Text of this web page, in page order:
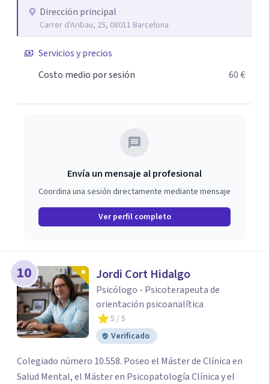
Hipnosis Clínica.
Dirección principal
Carrer d'Aribau, 25, 08011 Barcelona
Servicios y precios
Costo medio por sesión
60 €
Envía un mensaje al profesional
Coordina una sesión directamente mediante mensaje
Ver perfil completo
10 Jordi Cort Hidalgo
Psicólogo - Psicoterapeuta de
orientación psicoanalítica
5 / 5
Verificado
Colegiado número 10.558. Poseo el Máster de Clínica en
Salud Mental, el Máster en Psicopatología Clínica y el